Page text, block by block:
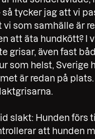
tycker jag att vi
vi som samhälle är
att äta hundkött? I
grisar, även fast
som helst, Sverige
är redan på
slakt: Hunden förs
att hunden